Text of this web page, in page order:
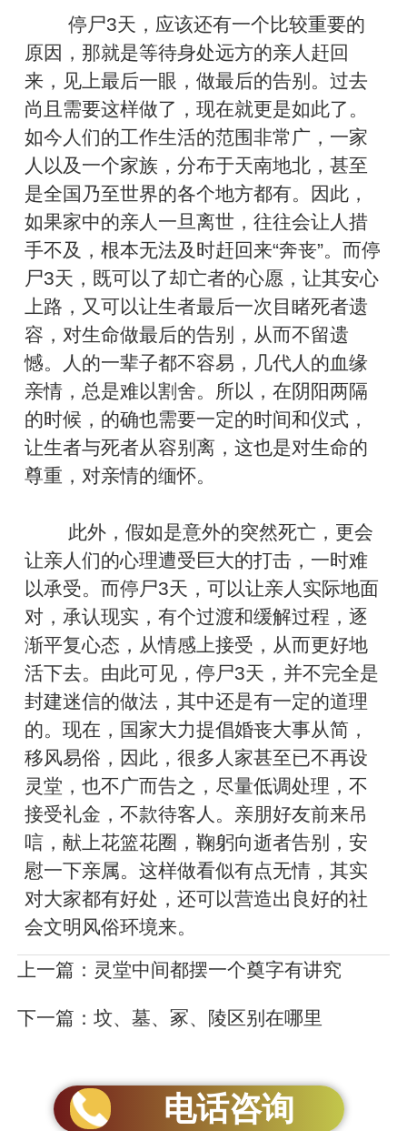
停尸3天，应该还有一个比较重要的
原因，那就是等待身处远方的亲人赶回
来，见上最后一眼，做最后的告别。过去
尚且需要这样做了，现在就更是如此了。
如今人们的工作生活的范围非常广，一家
人以及一个家族，分布于天南地北，甚至
是全国乃至世界的各个地方都有。因此，
如果家中的亲人一旦离世，往往会让人措
手不及，根本无法及时赶回来“奔丧”。而停
尸3天，既可以了却亡者的心愿，让其安心
上路，又可以让生者最后一次目睹死者遗
容，对生命做最后的告别，从而不留遗
憾。人的一辈子都不容易，几代人的血缘
亲情，总是难以割舍。所以，在阴阳两隔
的时候，的确也需要一定的时间和仪式，
让生者与死者从容别离，这也是对生命的
尊重，对亲情的缅怀。
此外，假如是意外的突然死亡，更会
让亲人们的心理遭受巨大的打击，一时难
以承受。而停尸3天，可以让亲人实际地面
对，承认现实，有个过渡和缓解过程，逐
渐平复心态，从情感上接受，从而更好地
活下去。由此可见，停尸3天，并不完全是
封建迷信的做法，其中还是有一定的道理
的。现在，国家大力提倡婚丧大事从简，
移风易俗，因此，很多人家甚至已不再设
灵堂，也不广而告之，尽量低调处理，不
接受礼金，不款待客人。亲朋好友前来吊
唁，献上花篮花圈，鞠躬向逝者告别，安
慰一下亲属。这样做看似有点无情，其实
对大家都有好处，还可以营造出良好的社
会文明风俗环境来。
上一篇： 灵堂中间都摆一个奠字有讲究
下一篇：坟、墓、冢、陵区别在哪里
电话咨询